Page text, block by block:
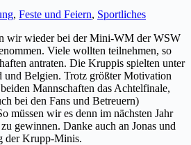
, Feste und Feiern, Sportliches
wir wieder bei der Mini-WM der WSW
Viele wollten teilnehmen, so
antraten. Die Kruppis spielten unter
und Belgien. Trotz größter Motivation
Mannschaften das Achtelfinale,
bei den Fans und Betreuern)
müssen wir es denn im nächsten Jahr
gewinnen. Danke auch an Jonas und
der Krupp-Minis.